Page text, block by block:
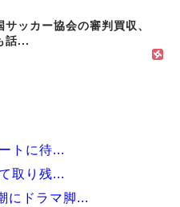
ッカー協会の審判買収、
話...
トに待...
取り残...
にドラマ脚...